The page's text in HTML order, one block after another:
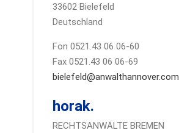
33602 Bielefeld
Deutschland
Fon 0521.43 06 06-60
Fax 0521.43 06 06-69
bielefeld@anwalthannover.com
horak.
RECHTSANWÄLTE BREMEN